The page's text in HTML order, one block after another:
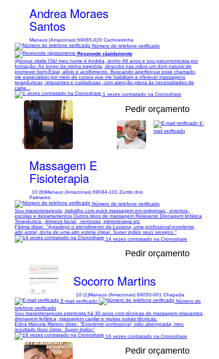
Andrea Moraes
Santos
Manaus (Amazonas) 69065-020 Cachoeirinha
Número de telefone verificado
Responde rápidamente
@toque.vitalis Olá! meu nome é Andréa, tenho 49 anos e sou psicomotricista por
formação. Ao longo da minha trajetória, descobri nas mãos um dom natural de
promover bem-Estar, alívio e acolhimento. Buscando aperfeiçoar esse chamado,
me especializei por meio de cursos que me habilitam a oferecer massagens
terapêuticas, relaxantes e cuidadosas, com atenção plena às necessidades de
cada...
1 vezes contratado na Cronoshare
1/7
Pedir orçamento
Massagem E
Fisioterapia
10 (6)Manaus (Amazonas) 69084-101 Zumbi dos
Palmares
E-
mail verificado
Número de telefone verificado
Sou massoterapeuta, trabalho com quick massagem em empresas , eventos ,
escolas e departamentos Outros tipos de massagem Relaxante Drenagem linfática
Terapêutica , limpeza facial , ventosas, eletroterapia etc
Fátima disse: "Agradeço o atendimento da Luciana, uma profissional excelente,
alto astral, dona de uma alto estima ímpar. Super indico seus serviços."
14 vezes contratado na Cronoshare
Pedir orçamento
Socorro Martins
10 (1)Manaus (Amazonas) 69050-001 Chapada
E-mail verificado
Número de
telefone verificado
Sou massoterapeuta esteticista há 30 anos com técnicas de massagem relaxantes,
drenagem linfática, massagem capilar e muitas outras técnicas.
Edna Marcela Martins disse: "Excelente profissional, mão abençoada, meu
resultado ficou ótimo. Super indico"
16 vezes contratado na Cronoshare
Pedir orçamento